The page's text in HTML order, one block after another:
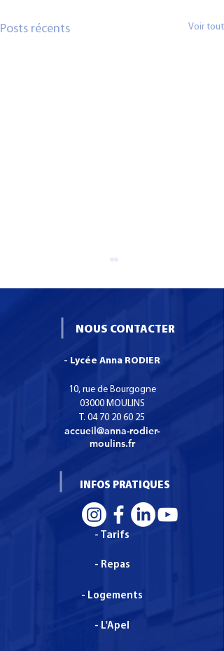
Posts récents Voir tout
Santé et de l'Enfance : la
maltraitance infantile
NOUS CONTACTER
- Lycée Anna RODIER
10, rue de Bourgogne
03000 MOULINS
T. 04 70 20 60 25
accueil@anna-rodier-
moulins.fr
INFOS PRATIQUES
- Tarifs
- Repas
- Logements
- L'Apel